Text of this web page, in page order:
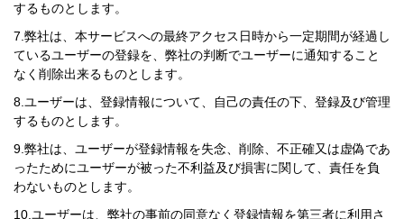
するものとします。
弊社は、本サービスへの最終アクセス日時から一定期間が経過し
ているユーザーの登録を、弊社の判断でユーザーに通知すること
なく削除出来るものとします。
ユーザーは、登録情報について、自己の責任の下、登録及び管理
するものとします。
弊社は、ユーザーが登録情報を失念、削除、不正確又は虚偽であ
ったためにユーザーが被った不利益及び損害に関して、責任を負
わないものとします。
ユーザーは、弊社の事前の同意なく登録情報を第三者に利用さ